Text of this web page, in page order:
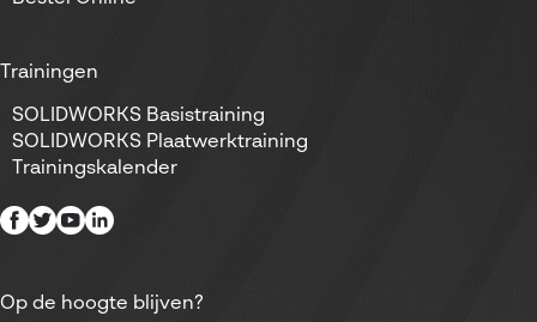
Trainingen
SOLIDWORKS Basistraining
SOLIDWORKS Plaatwerktraining
Trainingskalender
Op de hoogte blijven?